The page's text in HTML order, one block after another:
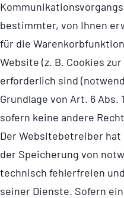
bestimmter, von Ihnen
für die
Website (z. B. Cookies
erforderlich sind
Grundlage von Art. 6 Abs.
sofern keine andere
Der Website­be­treiber
der Speicherung von
technisch fehlerfreien
seiner Dienste. Sofern